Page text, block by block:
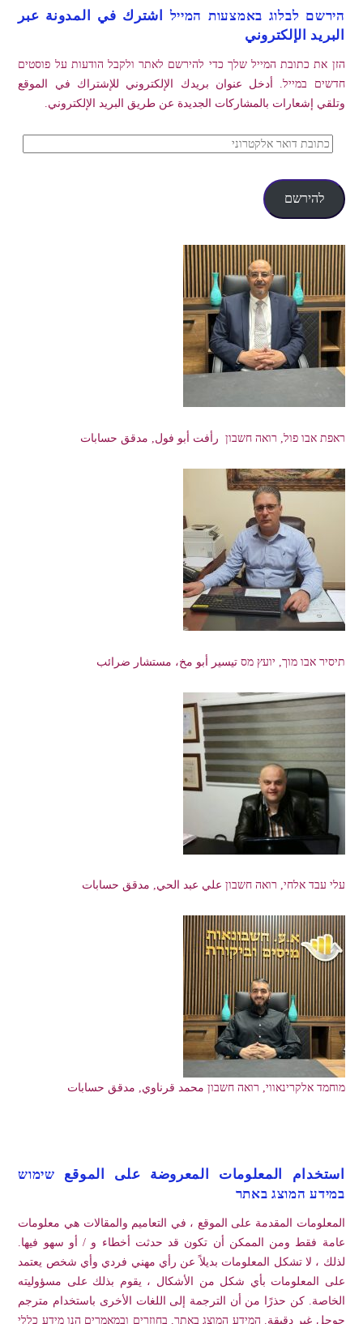
הירשם לבלוג באמצעות המייל اشترك في المدونة عبر
البريد الإلكتروني
הזן את כתובת המייל שלך כדי להירשם לאתר ולקבל הודעות על פוסטים
חדשים במייל. أدخل عنوان بريدك الإلكتروني للإشتراك في الموقع
وتلقي إشعارات بالمشاركات الجديدة عن طريق البريد الإلكتروني.
כתובת
אלקטרוני
להירשם
ראפת אבו פול, רואה חשבון رأفت أبو فول, مدقق حسابات
תיסיר אבו מוך, יועץ מס تيسير أبو مخ، مستشار ضرائب
עלי עבד אלחי, רואה חשבון علي عبد الحي, مدقق حسابات
מוחמד אלקרינאווי, רואה חשבון محمد قرناوي, مدقق حسابات
استخدام المعلومات المعروضة على الموقع שימוש
במידע המוצג באתר
المعلومات المقدمة على الموقع ، في التعاميم والمقالات هي معلومات
عامة فقط ومن الممكن أن تكون قد حدثت أخطاء و / أو سهو فيها.
لذلك ، لا تشكل المعلومات بديلاً عن رأي مهني فردي وأي شخص يعتمد
على المعلومات بأي شكل من الأشكال ، يقوم بذلك على مسؤوليته
الخاصة. كن حذرًا من أن الترجمة إلى اللغات الأخرى باستخدام مترجم
جوجل غير دقيقة. המידע המוצג באתר, בחוזרים ובמאמרים הנו מידע כללי